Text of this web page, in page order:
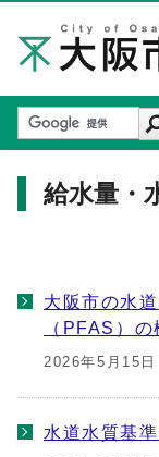
給水量・
大阪市の水
（PFAS）
2026年5月15日
水道水質基